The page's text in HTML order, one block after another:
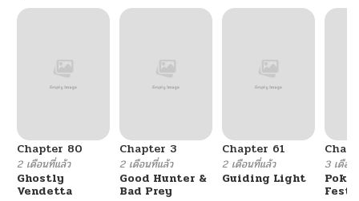
Chapter 80
2 เดือนที่แล้ว
Ghostly
Vendetta
Chapter 3
2 เดือนที่แล้ว
Good Hunter &
Bad Prey
Chapter 61
2 เดือนที่แล้ว
Guiding Light
3 เดือน